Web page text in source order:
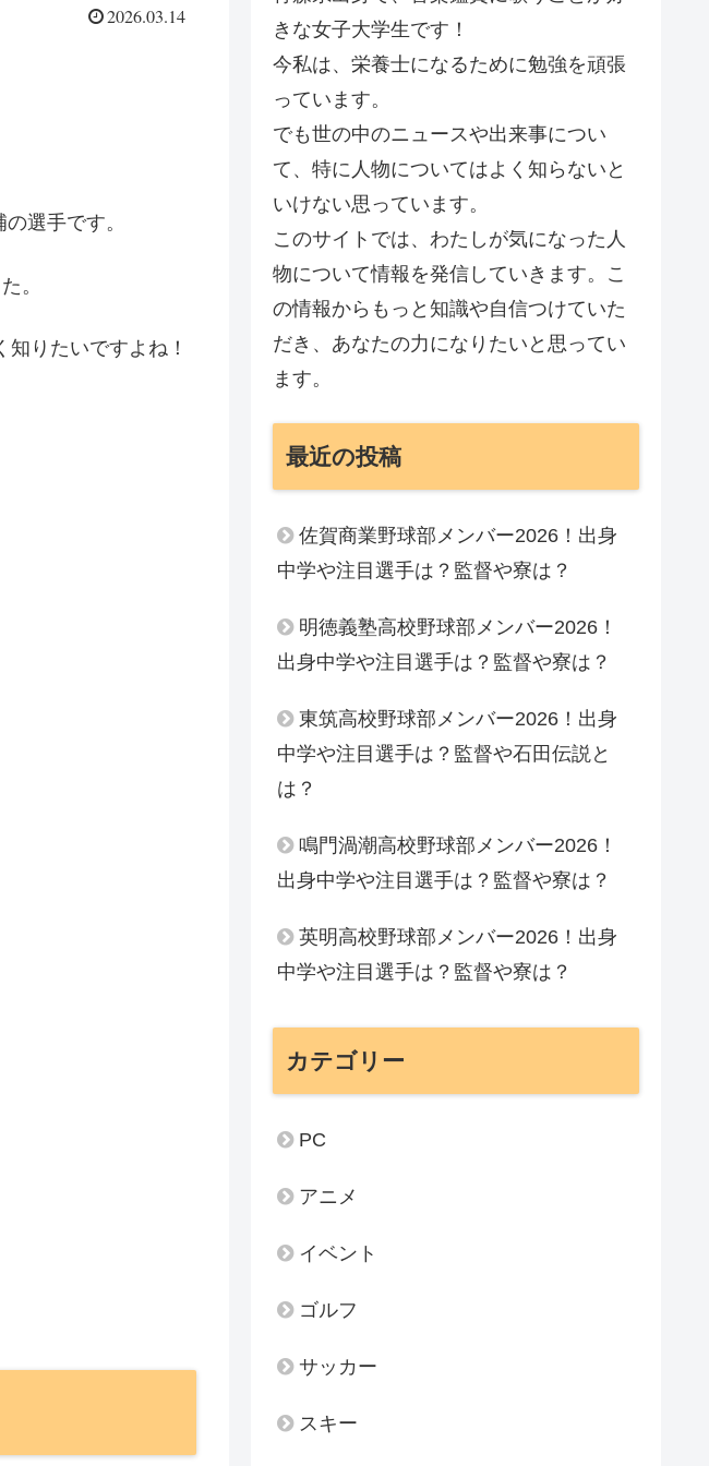
2026.03.14
選手です。
。
りたいですよね！
きな女子大学生です！
今私は、栄養士になるために勉強を頑張
っています。
でも世の中のニュースや出来事につい
て、特に人物についてはよく知らないと
いけない思っています。
このサイトでは、わたしが気になった人
物について情報を発信していきます。こ
の情報からもっと知識や自信つけていた
だき、あなたの力になりたいと思ってい
ます。
最近の投稿
佐賀商業野球部メンバー2026！出身
中学や注目選手は？監督や寮は？
明徳義塾高校野球部メンバー2026！
出身中学や注目選手は？監督や寮は？
東筑高校野球部メンバー2026！出身
中学や注目選手は？監督や石田伝説と
は？
鳴門渦潮高校野球部メンバー2026！
出身中学や注目選手は？監督や寮は？
英明高校野球部メンバー2026！出身
中学や注目選手は？監督や寮は？
カテゴリー
PC
アニメ
イベント
ゴルフ
サッカー
スキー